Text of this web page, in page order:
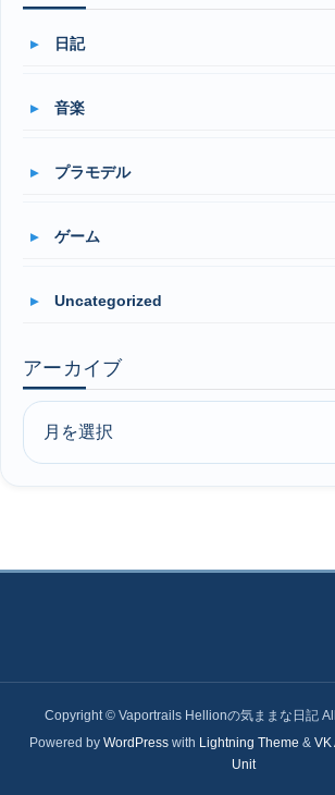
日記
音楽
プラモデル
ゲーム
Uncategorized
アーカイブ
Copyright © Vaportrails Hellionの気ままな日記
Powered by WordPress with Lightning Theme & VK
Unit